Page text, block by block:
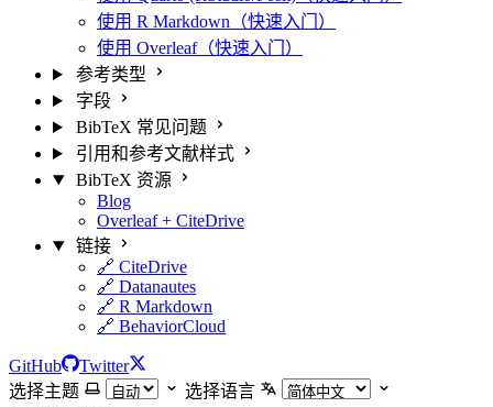
使用 R Markdown（快速入门）
使用 Overleaf（快速入门）
参考类型
字段
BibTeX 常见问题
引用和参考文献样式
BibTeX 资源
Blog
Overleaf + CiteDrive
链接
🔗 CiteDrive
🔗 Datanautes
🔗 R Markdown
🔗 BehaviorCloud
GitHub
Twitter
选择主题
选择语言